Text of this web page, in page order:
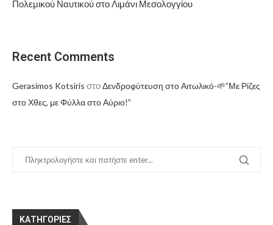
Πολεμικού Ναυτικού στο Λιμάνι Μεσολογγίου
Recent Comments
Gerasimos Kotsiris στοΔενδροφύτευση στο Αιτωλικό-🌱”Με Ρίζες
στο Χθες, με Φύλλα στο Αύριο!”
KΑΤΗΓΟΡΊΕΣ